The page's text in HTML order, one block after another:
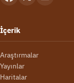
İçerik
Araştırmalar
Yayınlar
Haritalar